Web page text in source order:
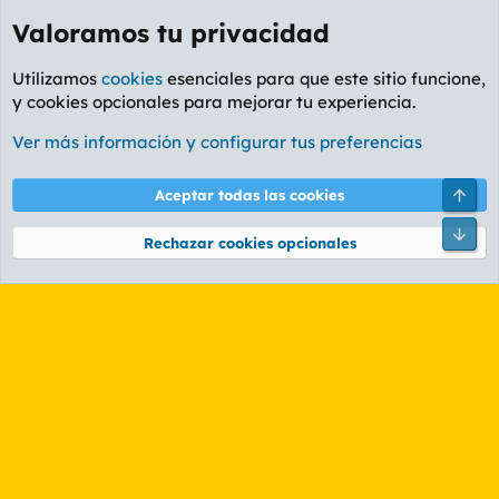
Foro Política
Cookies
PL OLDSTYLE AMARILLO
Términos y reglas Política de privacidad Ayuda
Community platform by XenForo® © 2010-2026 XenForo Ltd.
Pie